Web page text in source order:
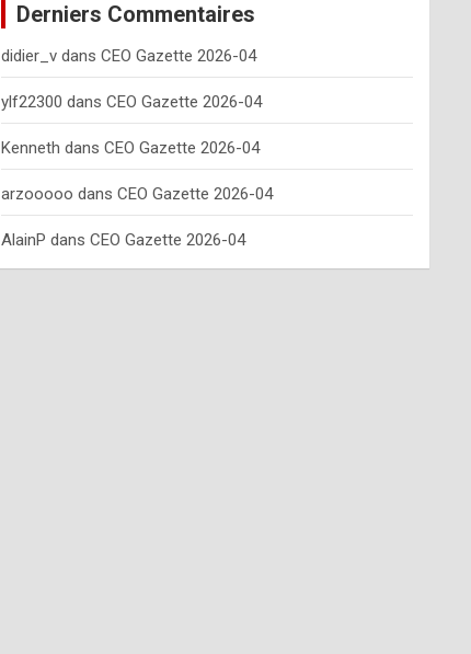
Derniers Commentaires
didier_vdans CEO Gazette 2026-04
ylf22300 dans CEO Gazette 2026-04
Kenneth dans CEO Gazette 2026-04
arzooooo dans CEO Gazette 2026-04
AlainP dans CEO Gazette 2026-04